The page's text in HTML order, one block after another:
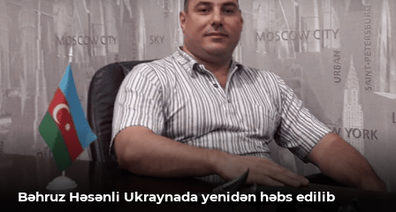
Bəhruz Həsənli Ukraynada yenidən həbs edilib